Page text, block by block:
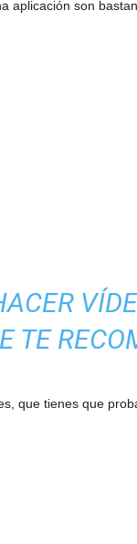
aplicación son
TE
que tienes que